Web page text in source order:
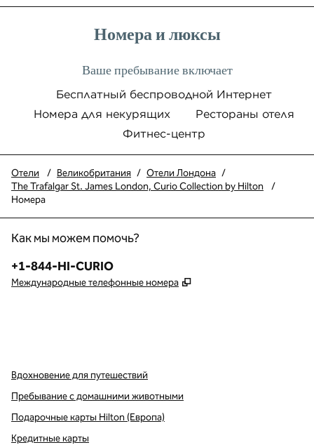
Номера и люксы
Ваше пребывание включает
Бесплатный беспроводной Интернет
Номера для некурящих
Рестораны отеля
Фитнес-центр
Отели / Великобритания / Отели Лондона /
The Trafalgar St. James London, Curio Collection by Hilton
/
Номера
Как мы можем помочь?
Телефон:
+1-844-HI-CURIO
Международные телефонные номера ,
Вдохновение для путешествий
Пребывание с домашними животными
Подарочные карты Hilton (Европа)
Кредитные карты